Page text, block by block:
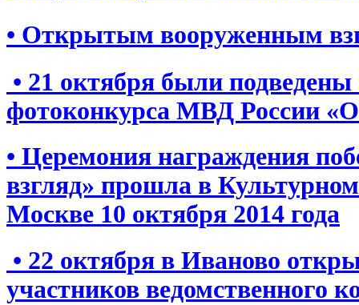
• Открытым вооруженным
• 21 октября были
фотоконкурса МВД России
• Церемония награждения
взгляд» прошла в
Москве 10 октября 2014 года
• 22 октября в Иваново
участников ведомственного